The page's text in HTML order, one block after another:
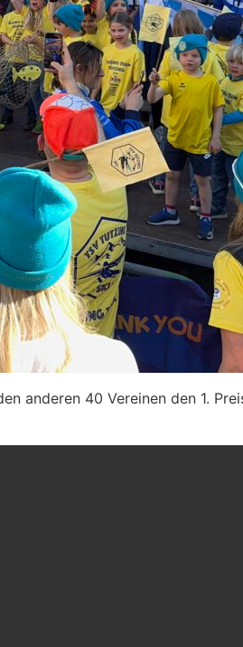
anderen 40 Vereinen den 1.